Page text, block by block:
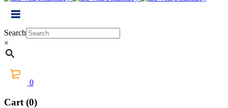
Search
×
0
Cart (0)